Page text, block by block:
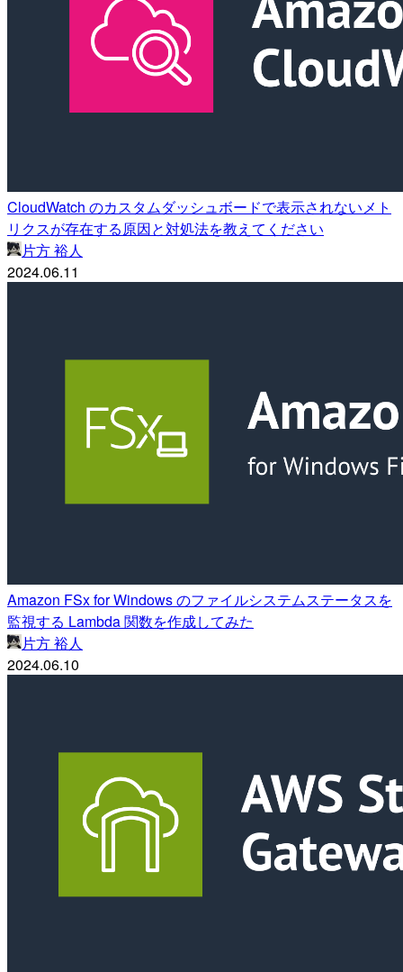
CloudWatch のカスタムダッシュボードで表示されないメト
リクスが存在する原因と対処法を教えてください
片方 裕人
2024.06.11
Amazon FSx for Windows のファイルシステムステータスを
監視する Lambda 関数を作成してみた
片方 裕人
2024.06.10